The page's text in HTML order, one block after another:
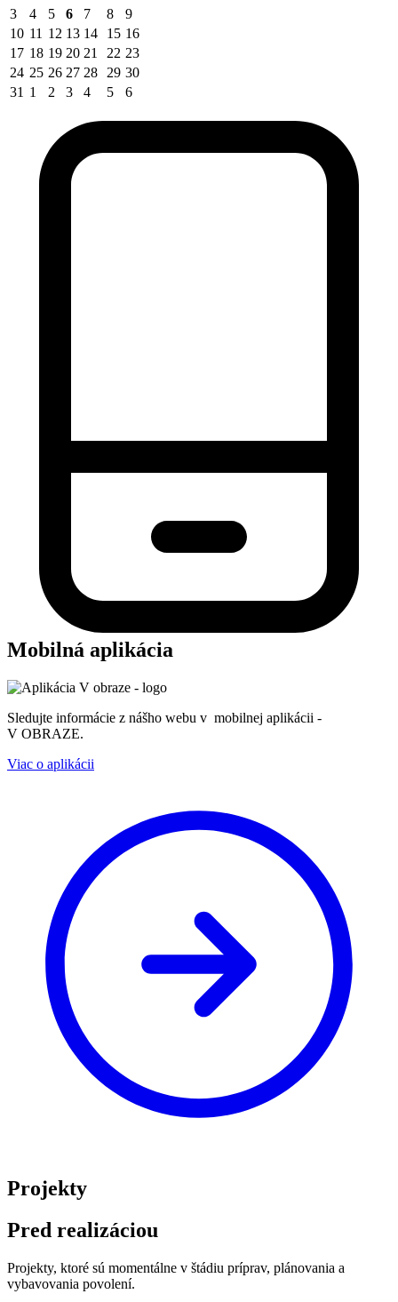
3
4 5 6 7 8
9
10 11 12 13 14 15 16
17 18 19 20 21 22 23
24 25 26 27 28 29 30
31 1 2 3 4 5 6
Mobilná aplikácia
Sledujte informácie z nášho webu v mobilnej aplikácii -
V OBRAZE.
Viac o aplikácii
Projekty
Pred realizáciou
Projekty, ktoré sú momentálne v štádiu príprav, plánovania a
vybavovania povolení.